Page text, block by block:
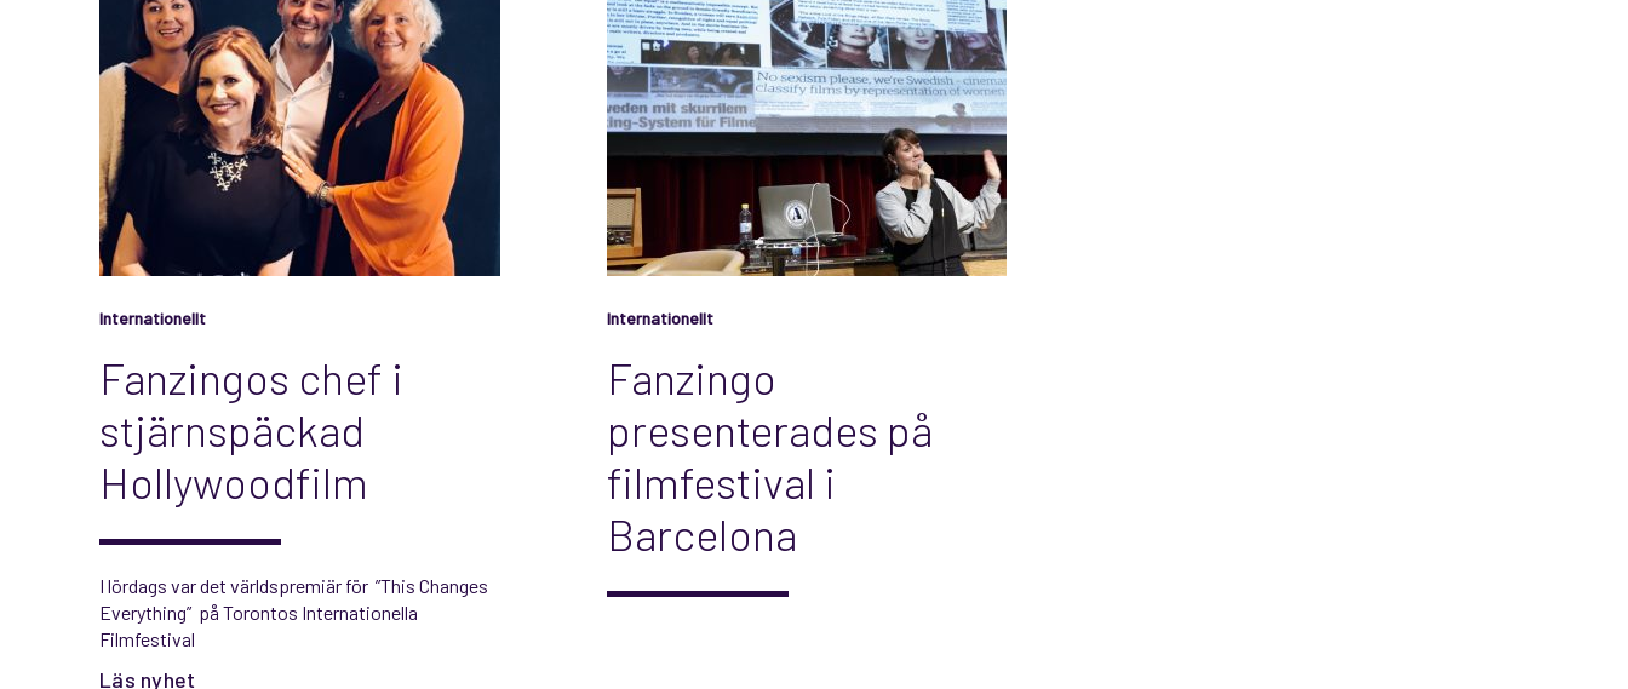
Internationellt
Fanzingos chef i
stjärnspäckad
Hollywoodfilm
I lördags var det världspremiär för ”This Changes
Everything” på Torontos Internationella
Filmfestival
Läs nyhet
Internationellt
Fanzingo
presenterades på
filmfestival i
Barcelona